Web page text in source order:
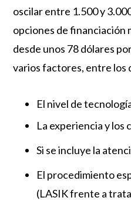
oscilar entre 1.500 y
opciones de financiación
desde unos 78 dólares
varios factores, entre los
El nivel de
La experiencia y
Si se incluye la
El procedimiento
(LASIK frente a